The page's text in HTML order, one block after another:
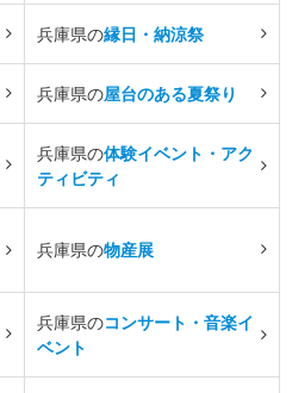
兵庫県の縁日・納涼祭
兵庫県の屋台のある夏祭り
兵庫県の体験イベント・アク
ティビティ
兵庫県の物産展
兵庫県のコンサート・音楽イ
ベント